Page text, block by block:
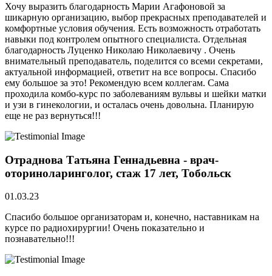
Хочу выразить благодарность Марии Агафоновой за
шикарную организацию, выбор прекрасных преподавателей и
комфортные условия обучения. Есть возможность отработать
навыки под контролем опытного специалиста. Отдельная
благодарность Луценко Николаю Николаевичу . Очень
внимательный преподаватель, поделится со всеми секретами,
актуальной информацией, ответит на все вопросы. Спасибо
ему большое за это! Рекомендую всем коллегам. Сама
проходила комбо-курс по заболеваниям вульвы и шейки матки
и узи в гинекологии, и осталась очень довольна. Планирую
еще не раз вернуться!!!
Отраднова Татьяна Геннадьевна - врач-
оториноларинголог, стаж 17 лет, Тобольск
01.03.23
Спасибо большое организаторам и, конечно, наставникам на
курсе по радиохирургии! Очень показательно и
познавательно!!!